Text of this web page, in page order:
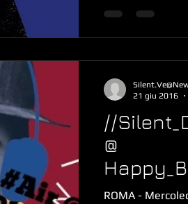
//
@
ROMA -
21 giu 2016